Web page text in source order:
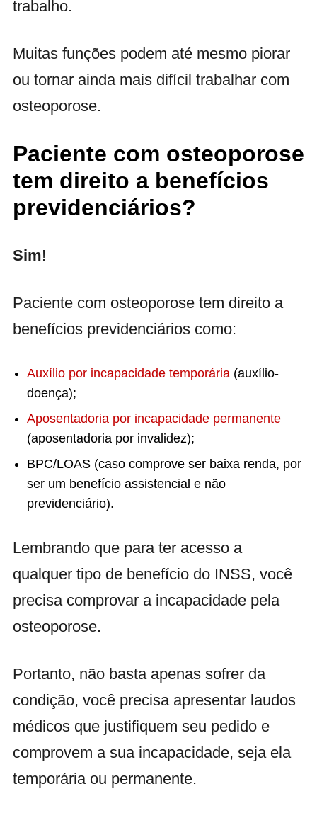
trabalho.
Muitas funções podem até mesmo piorar
ou tornar ainda mais difícil trabalhar com
osteoporose.
Paciente com osteoporose
tem direito a benefícios
previdenciários?
Sim!
Paciente com osteoporose tem direito a
benefícios previdenciários como:
Auxílio por incapacidade temporária (auxílio-
doença);
Aposentadoria por incapacidade permanente
(aposentadoria por invalidez);
BPC/LOAS (caso comprove ser baixa renda, por
ser um benefício assistencial e não
previdenciário).
Lembrando que para ter acesso a
qualquer tipo de benefício do INSS, você
precisa comprovar a incapacidade pela
osteoporose.
Portanto, não basta apenas sofrer da
condição, você precisa apresentar laudos
médicos que justifiquem seu pedido e
comprovem a sua incapacidade, seja ela
temporária ou permanente.